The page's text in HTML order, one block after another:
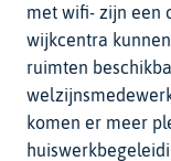
met wifi- zijn een
wijkcentra
ruimten
komen er meer